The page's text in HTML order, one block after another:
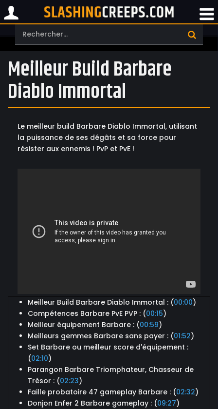
Meilleur Build Barbare
Diablo Immortal
Le meilleur build Barbare Diablo Immortal, utilisant
la puissance de ses dégâts et sa force pour
résister aux ennemis ! PvP et PvE !
Meilleur Build Barbare Diablo Immortal : (00:00)
Compétences Barbare PvE PVP : (00:15)
Meilleur équipement Barbare : (00:59)
Meilleurs gemmes Barbare sans payer : (01:52)
Set Barbare ou meilleur score d'équipement :
(02:10)
Parangon Barbare Triomphateur, Chasseur de
Trésor : (02:23)
Faille probatoire 47 gameplay Barbare : (02:32)
Donjon Enfer 2 Barbare gameplay : (09:27)